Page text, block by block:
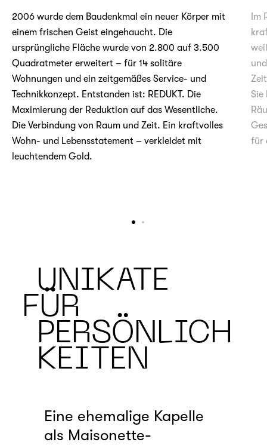
2006 wurde dem Baudenkmal ein neuer Körper mit
einem frischen Geist eingehaucht. Die
ursprüngliche Fläche wurde von 2.800 auf 3.500
Quadratmeter erweitert – für 14 solitäre
Wohnungen und ein zeitgemäßes Service- und
Technikkonzept. Entstanden ist: REDUKT. Die
Maximierung der Reduktion auf das Wesentliche.
Die Verbindung von Raum und Zeit. Ein kraftvolles
Wohn- und Lebensstatement – verkleidet mit
leuchtendem Gold.
Im
Sie
für
UNIKATE
FÜR
PERSÖNLICH
KEITEN
Eine ehemalige Kapelle
als Maisonette-